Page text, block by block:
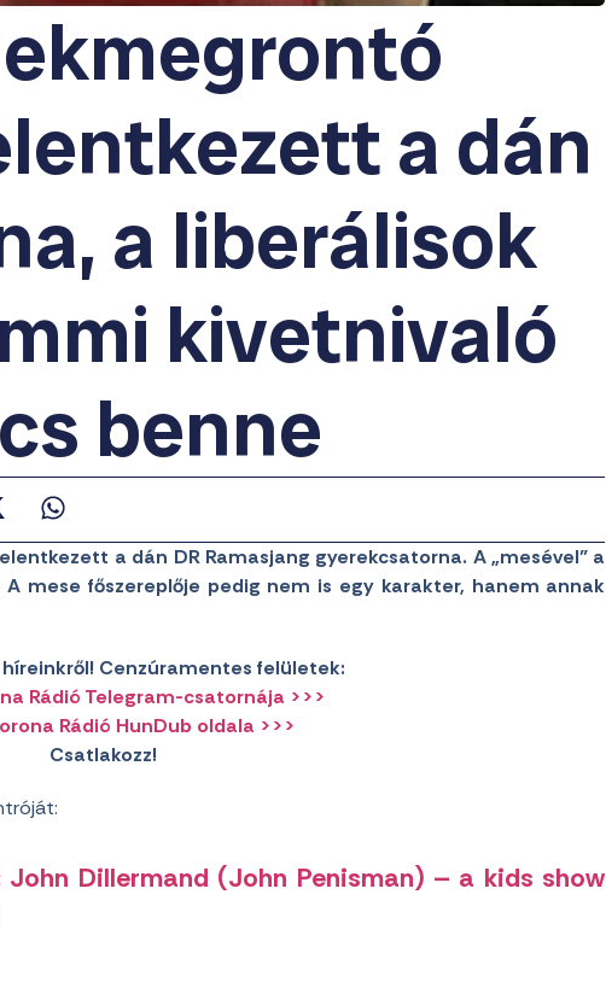
a dán
a liberálisok
kivetnivaló
benne
a dán DR Ramasjang gyerekcsatorna. A „mesével” a
mese főszereplője pedig nem is egy karakter, hanem annak
Cenzúramentes felületek:
Rádió Telegram-csatornája >>>
Rádió HunDub oldala >>>
Csatlakozz!
John Dillermand (John Penisman) – a kids show